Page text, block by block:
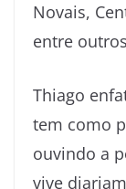
Novais,
entre
Thiago
tem como
ouvindo a
vive